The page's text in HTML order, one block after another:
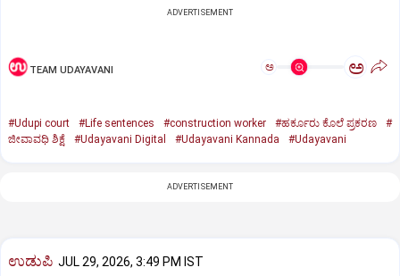
ADVERTISEMENT
TEAM UDAYAVANI ಅ ಅ
#Udupi court #Life sentences #construction worker #ಹರ್ಕೂರು ಕೊಲೆ ಪ್ರಕರಣ
#
ಜೀವಾವಧಿ ಶಿಕ್ಷೆ
#Udayavani Digital #Udayavani Kannada #Udayavani
ADVERTISEMENT
ಉಡುಪಿ JUL 29, 2026, 3:49 PM IST